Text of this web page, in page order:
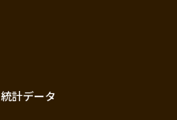
統計データ